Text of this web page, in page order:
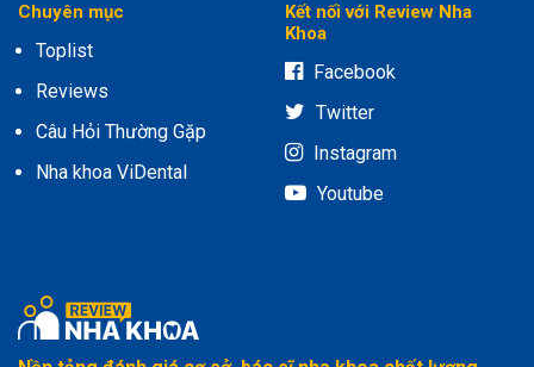
Chuyên mục
Toplist
Reviews
Câu Hỏi Thường Gặp
Nha khoa ViDental
Kết nối với Review Nha
Khoa
Facebook
Twitter
Instagram
Youtube